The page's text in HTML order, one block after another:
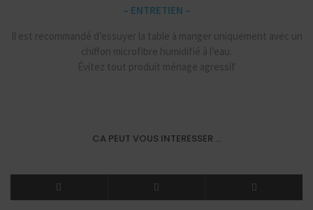
– ENTRETIEN –
Il est recommandé d’essuyer la table à manger uniquement avec un
chiffon microfibre humidifié à l’eau.
Évitez tout produit ménage agressif
CA PEUT VOUS INTERESSER ...